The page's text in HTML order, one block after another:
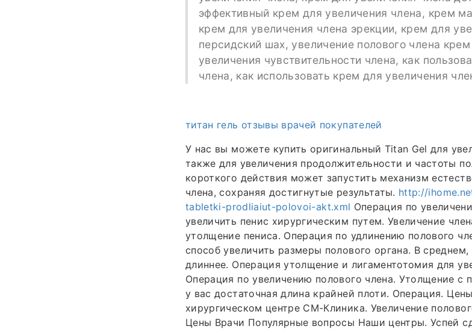
эффективный крем для увеличения члена, крем
крем для увеличения члена эрекции, крем для
персидский шах, увеличение полового члена
увеличения чувствительности члена, как
члена, как использовать крем для увеличения
титан гель отзывы врачей покупателей
У нас вы можете купить оригинальный Titan Gel для
также для увеличения продолжительности и частоты
короткого действия может запустить механизм
члена, сохраняя достигнутые результаты. http://
tabletki-prodliaiut-polovoi-akt.xml Операция по
увеличить пенис хирургическим путем. Увеличение
утолщение пениса. Операция по удлинению полового
способ увеличить размеры полового органа. В среднем,
длиннее. Операция утолщение и лигаментотомия для
Операция по увеличению полового члена. Утолщение с
у вас достаточная длина крайней плоти. Операция.
хирургическом центре СМ-Клиника. Увеличение
Цены Врачи Популярные вопросы Наши центры. Успей